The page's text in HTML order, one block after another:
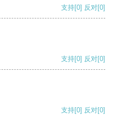
支持[0] 反对[0]
支持[0] 反对[0]
支持[0] 反对[0]